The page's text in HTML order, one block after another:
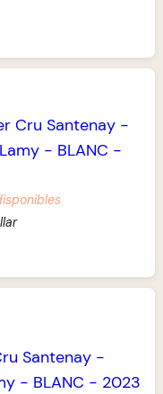
Cru Santenay -
- BLANC -
Santenay-
- BLANC - 2023